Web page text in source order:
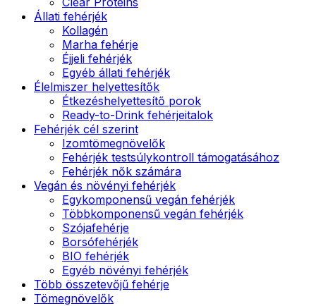
Állati fehérjék
Kollagén
Marha fehérje
Éjjeli fehérjék
Egyéb állati fehérjék
Élelmiszer helyettesítők
Étkezéshelyettesítő porok
Ready-to-Drink fehérjeitalok
Fehérjék cél szerint
Izomtömegnövelők
Fehérjék testsúlykontroll támogatásához
Fehérjék nők számára
Vegán és növényi fehérjék
Egykomponensű vegán fehérjék
Többkomponensű vegán fehérjék
Szójafehérje
Borsófehérjék
BIO fehérjék
Egyéb növényi fehérjék
Több összetevőjű fehérje
Tömegnövelők